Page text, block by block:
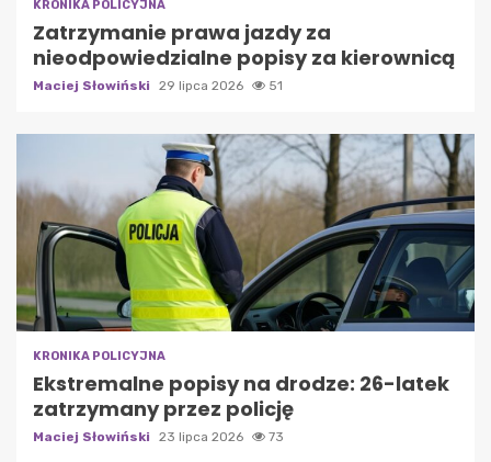
KRONIKA POLICYJNA
Zatrzymanie prawa jazdy za
nieodpowiedzialne popisy za kierownicą
Maciej Słowiński 29 lipca 2026 51
KRONIKA POLICYJNA
Ekstremalne popisy na drodze: 26-latek
zatrzymany przez policję
Maciej Słowiński 23 lipca 2026 73